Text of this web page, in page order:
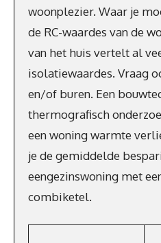
woonplezier. Waar je
de RC-waardes van de
van het huis vertelt al
isolatiewaardes. Vraag
en/of buren. Een
thermografisch
een woning warmte
je de gemiddelde
eengezinswoning met
combiketel.